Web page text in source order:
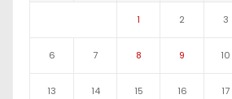
1 2 3
6 7 8 9 10
13 14 15 16 17